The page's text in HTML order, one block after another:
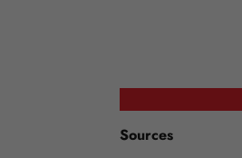
Sources